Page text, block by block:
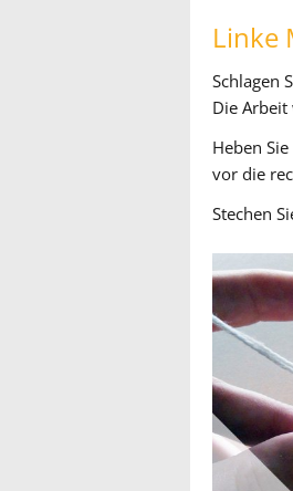
Linke
Schlagen
Die
Heben
vor die
Stechen